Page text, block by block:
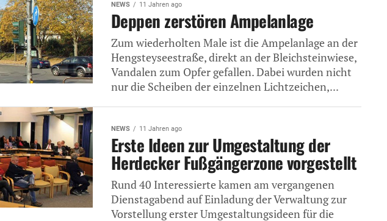
NEWS 11 Jahren ago
Deppen zerstören Ampelanlage
Zum wiederholten Male ist die Ampelanlage an der
Hengsteyseestraße, direkt an der Bleichsteinwiese,
Vandalen zum Opfer gefallen. Dabei wurden nicht
nur die Scheiben der einzelnen Lichtzeichen,...
NEWS 11 Jahren ago
Erste Ideen zur Umgestaltung der
Herdecker Fußgängerzone vorgestellt
Rund 40 Interessierte kamen am vergangenen
Dienstagabend auf Einladung der Verwaltung zur
Vorstellung erster Umgestaltungsideen für die